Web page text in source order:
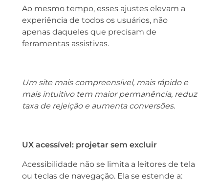
Ao mesmo tempo, esses ajustes elevam a
experiência de todos os usuários, não
apenas daqueles que precisam de
ferramentas assistivas.
Um site mais compreensível, mais rápido e
mais intuitivo tem maior permanência, reduz
taxa de rejeição e aumenta conversões.
UX acessível: projetar sem excluir
Acessibilidade não se limita a leitores de tela
ou teclas de navegação. Ela se estende a: